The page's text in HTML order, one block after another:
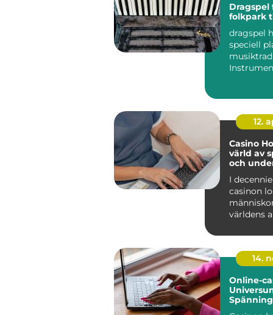
Dragspel från
folkpark
dragspel
speciell
12.
Casino
värld av
och
I
casinon
världens
14.
Online-